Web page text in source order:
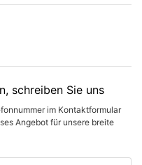
schreiben Sie uns
im Kontaktformular
Angebot für unsere breite